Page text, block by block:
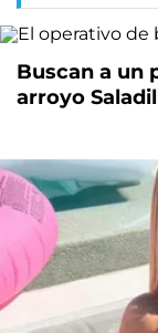
Buscan a un
arroyo